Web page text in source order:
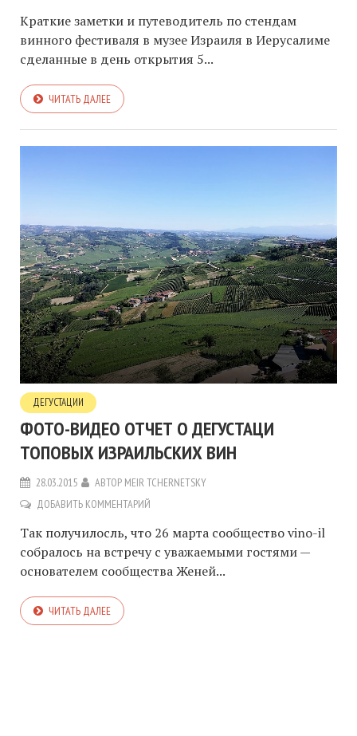
Краткие заметки и путеводитель по стендам
винного фестиваля в музее Израиля в Иерусалиме
сделанные в день открытия 5...
ЧИТАТЬ ДАЛЕЕ
ДЕГУСТАЦИИ
ФОТО-ВИДЕО ОТЧЕТ О ДЕГУСТАЦИ
ТОПОВЫХ ИЗРАИЛЬСКИХ ВИН
28.03.2015 АВТОР MEIR TCHERNETSKY
ДОБАВИТЬ КОММЕНТАРИЙ
Так получилосль, что 26 марта сообщество vino-il
собралось на встречу с уважаемыми гостями —
основателем сообщества Женей...
ЧИТАТЬ ДАЛЕЕ